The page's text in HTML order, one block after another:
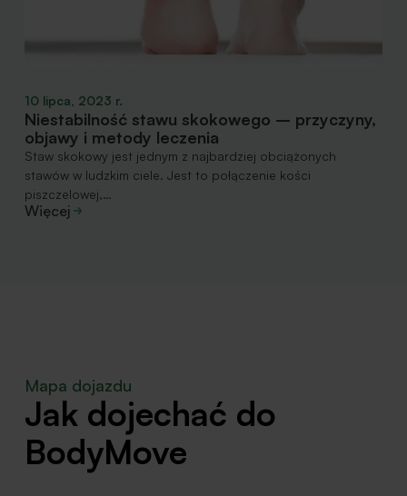
10 lipca, 2023 r.
Niestabilność stawu skokowego – przyczyny,
objawy i metody leczenia
Staw skokowy jest jednym z najbardziej obciążonych
stawów w ludzkim ciele. Jest to połączenie kości
piszczelowej,…
Więcej
Mapa dojazdu
Jak dojechać do
BodyMove